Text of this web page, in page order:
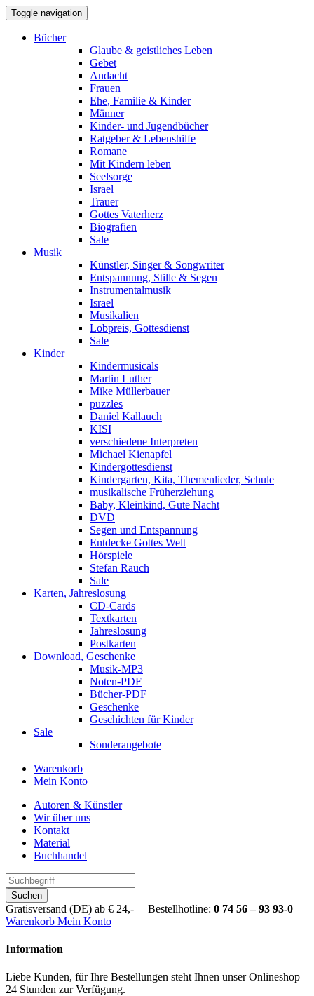
Toggle navigation
Bücher
Glaube & geistliches Leben
Gebet
Andacht
Frauen
Ehe, Familie & Kinder
Männer
Kinder- und Jugendbücher
Ratgeber & Lebenshilfe
Romane
Mit Kindern leben
Seelsorge
Israel
Trauer
Gottes Vaterherz
Biografien
Sale
Musik
Künstler, Singer & Songwriter
Entspannung, Stille & Segen
Instrumentalmusik
Israel
Musikalien
Lobpreis, Gottesdienst
Sale
Kinder
Kindermusicals
Martin Luther
Mike Müllerbauer
puzzles
Daniel Kallauch
KISI
verschiedene Interpreten
Michael Kienapfel
Kindergottesdienst
Kindergarten, Kita, Themenlieder, Schule
musikalische Früherziehung
Baby, Kleinkind, Gute Nacht
DVD
Segen und Entspannung
Entdecke Gottes Welt
Hörspiele
Stefan Rauch
Sale
Karten, Jahreslosung
CD-Cards
Textkarten
Jahreslosung
Postkarten
Download, Geschenke
Musik-MP3
Noten-PDF
Bücher-PDF
Geschenke
Geschichten für Kinder
Sale
Sonderangebote
Warenkorb
Mein Konto
Autoren & Künstler
Wir über uns
Kontakt
Material
Buchhandel
Suchen
Gratisversand (DE) ab € 24,- Bestellhotline: 0 74 56 – 93 93-0
Warenkorb Mein Konto
Information
Liebe Kunden, für Ihre Bestellungen steht Ihnen unser Onlineshop
24 Stunden zur Verfügung.